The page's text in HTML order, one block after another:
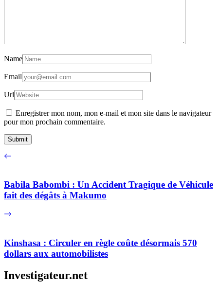
Name
Email
Url
Enregistrer mon nom, mon e-mail et mon site dans le navigateur
pour mon prochain commentaire.
Babila Babombi : Un Accident Tragique de Véhicule
fait des dégâts à Makumo
Kinshasa : Circuler en règle coûte désormais 570
dollars aux automobilistes
Investigateur.net